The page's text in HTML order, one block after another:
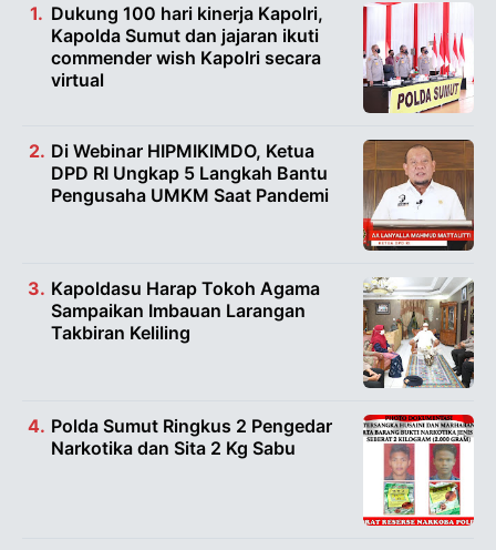
Dukung 100 hari kinerja Kapolri,
Kapolda Sumut dan jajaran ikuti
commender wish Kapolri secara
virtual
Di Webinar HIPMIKIMDO, Ketua
DPD RI Ungkap 5 Langkah Bantu
Pengusaha UMKM Saat Pandemi
Kapoldasu Harap Tokoh Agama
Sampaikan Imbauan Larangan
Takbiran Keliling
Polda Sumut Ringkus 2 Pengedar
Narkotika dan Sita 2 Kg Sabu